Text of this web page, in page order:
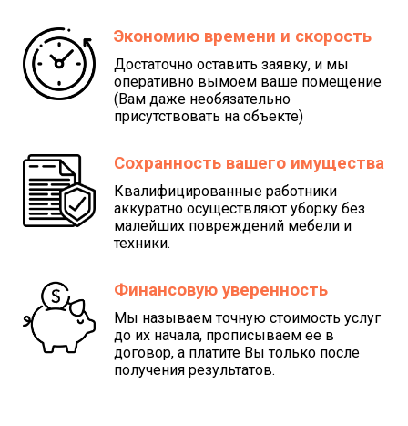
Экономию времени и скорость
Достаточно оставить заявку, и мы
оперативно вымоем ваше помещение
(Вам даже необязательно
присутствовать на объекте)
Сохранность вашего имущества
Квалифицированные работники
аккуратно осуществляют уборку без
малейших повреждений мебели и
техники.
Финансовую уверенность
Мы называем точную стоимость услуг
до их начала, прописываем ее в
договор, а платите Вы только после
получения результатов.